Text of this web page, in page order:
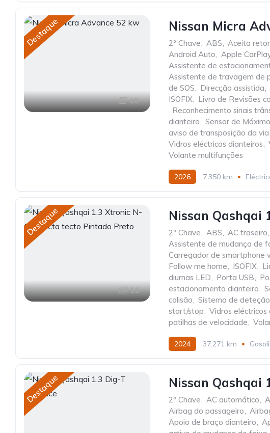
Destaque
10
Nissan Micra
2º Chave, ABS, Aceita
Android Auto, Apple
Assistente de
Assistente de travagem de
de SOS, Direcção assistida,
ISOFIX, Livro de Revisões
Reconhecimento sinais
dianteiro, Sensor de
aviso de transposição da via,
Vidros eléctricos dianteiros,
Volante multifunções
2026 7.350 km
Destaque
11
Nissan Qashqai
2º Chave, ABS, AC traseiro,
Assistente de mudança de
Carregador de smartphone
Follow me home, ISOFIX,
diurnas LED, Porta USB,
estacionamento dianteiro,
colisão, Sistema de
start/stop, Vidros eléctricos
patilhas de velocidade,
2024 37.271 km
Destaque Nissan Qashqai
2º Chave, AC automático,
Airbag do passageiro,
Apoio de braço dianteiro,